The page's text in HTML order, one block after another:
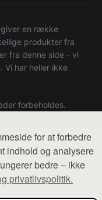
for at forbedre
indhold og analysere
bedre – ikke
privatlivspolitik.
en række
produkter fra
fra denne side - vi
Vi har heller ikke
forbeholdes.